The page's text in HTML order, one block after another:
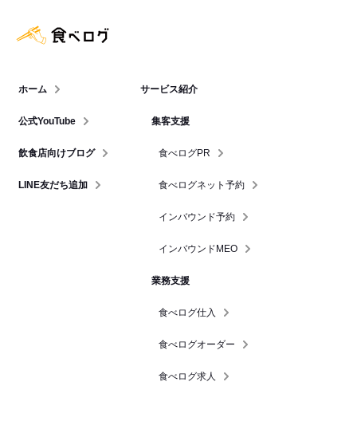
ホーム
公式YouTube
飲食店向けブログ
LINE友だち追加
サービス紹介
集客支援
食べログPR
食べログネット予約
インバウンド予約
インバウンドMEO
業務支援
食べログ仕入
食べログオーダー
食べログ求人